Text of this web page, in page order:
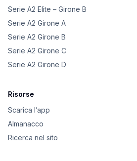
Serie A2 Elite – Girone B
Serie A2 Girone A
Serie A2 Girone B
Serie A2 Girone C
Serie A2 Girone D
Risorse
Scarica l’app
Almanacco
Ricerca nel sito